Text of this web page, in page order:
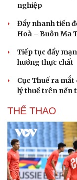
Du lịch
Săn Tour
check-in
nghiệp
Đẩy nhanh tiến
Hoà – Buôn Ma
Tiếp tục đẩy
hướng thực chất
Cục Thuế ra
lý thuế trên nền
THỂ THAO